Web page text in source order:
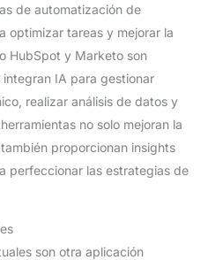
de automatización de
optimizar tareas y mejorar la
HubSpot y Marketo son
IA para gestionar
realizar análisis de datos y
no solo mejoran la
proporcionan insights
perfeccionar las estrategias de
son otra aplicación